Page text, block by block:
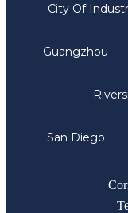
City Of
Guangzhou
San Diego